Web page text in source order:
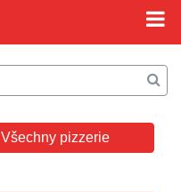
Všechny pizzerie